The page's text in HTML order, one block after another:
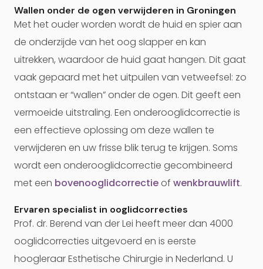
Wallen onder de ogen verwijderen in Groningen
Met het ouder worden wordt de huid en spier aan
de onderzijde van het oog slapper en kan
uitrekken, waardoor de huid gaat hangen. Dit gaat
vaak gepaard met het uitpuilen van vetweefsel: zo
ontstaan er “wallen” onder de ogen. Dit geeft een
vermoeide uitstraling. Een onderooglidcorrectie is
een effectieve oplossing om deze wallen te
verwijderen en uw frisse blik terug te krijgen. Soms
wordt een onderooglidcorrectie gecombineerd
met een bovenooglidcorrectieof wenkbrauwlift.
Ervaren specialist in ooglidcorrecties
Prof. dr. Berend van der Lei heeft meer dan 4000
ooglidcorrecties uitgevoerd en is eerste
hoogleraar Esthetische Chirurgie in Nederland. U